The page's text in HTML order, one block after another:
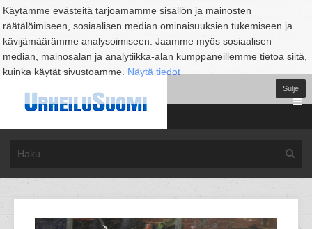
Käytämme evästeitä tarjoamamme sisällön ja mainosten
räätälöimiseen, sosiaalisen median ominaisuuksien tukemiseen ja
kävijämäärämme analysoimiseen. Jaamme myös sosiaalisen
median, mainosalan ja analytiikka-alan kumppaneillemme tietoa siitä,
kuinka käytät sivustoamme. Näytä tiedot
Sulje